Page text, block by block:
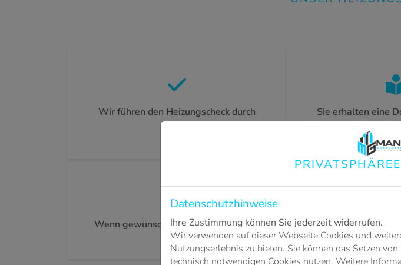
Wir führen den Heizungscheck durch
Sie erhalten eine
Leistung,
Wenn gewünscht, tauschen wir defekte Ventile und Dichtungen
sofort aus
Datenschutzhinweise
Ihre Zustimmung können Sie jederzeit widerrufen.
Wir verwenden auf dieser Webseite Cookies und
Nutzungserlebnis zu bieten. Sie können das Setzen
technisch notwendigen Cookies nutzen. Weitere